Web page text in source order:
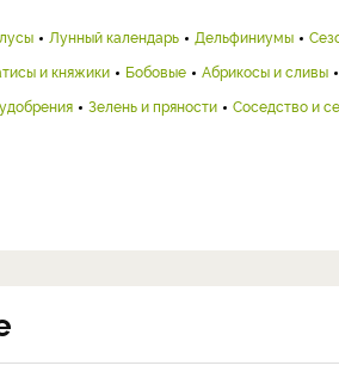
Лунный календарь Дельфиниумы
и княжики Бобовые Абрикосы и сливы
Зелень и пряности Соседство и